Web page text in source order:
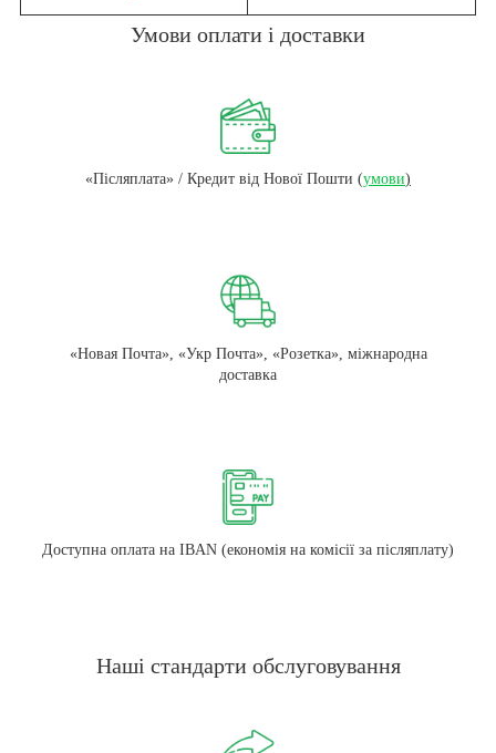
Умови оплати і доставки
«Післяплата» / Кредит від Нової Пошти (умови)
«Новая Почта», «Укр Почта», «Розетка», міжнародна
доставка
Доступна оплата на IBAN (економія на комісії за післяплату)
Наші стандарти обслуговування